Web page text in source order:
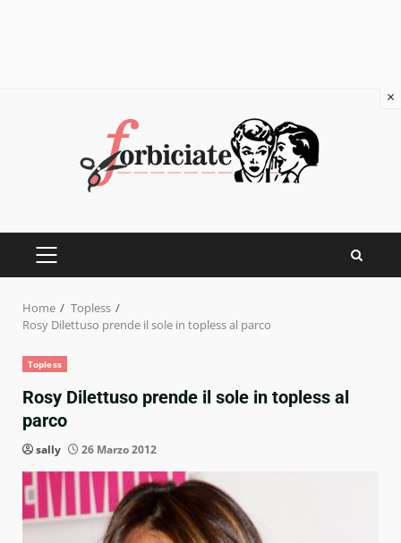
PRIMARY
Home
Topless
Rosy Dilettuso prende il sole in topless al parco
Topless
Rosy Dilettuso prende il sole in topless al
parco
sally 26 Marzo 2012
×